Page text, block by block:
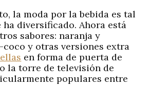
la moda por la bebida es tal
ha diversificado. Ahora está
sabores: naranja y
y otras versiones extra
en forma de puerta de
la torre de televisión de
populares entre